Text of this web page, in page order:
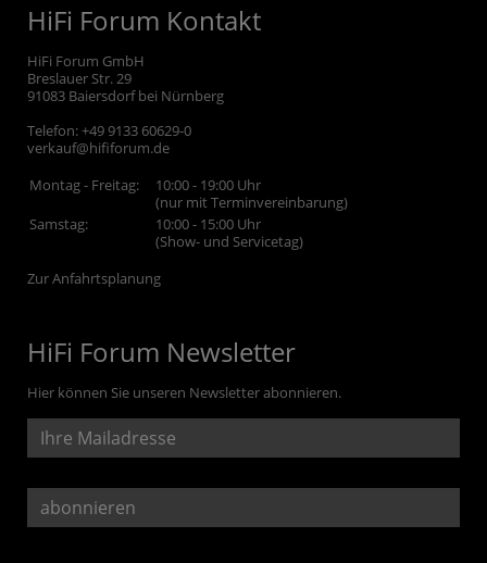
HiFi Forum Kontakt
HiFi Forum GmbH
Breslauer Str. 29
91083 Baiersdorf bei Nürnberg
Telefon:+49 9133 60629-0
verkauf@hififorum.de
Montag - Freitag:
10:00 - 19:00 Uhr
(nur mit Terminvereinbarung)
Samstag:
10:00 - 15:00 Uhr
(Show- und Servicetag)
Zur Anfahrtsplanung
HiFi Forum Newsletter
Hier können Sie unseren Newsletter abonnieren.